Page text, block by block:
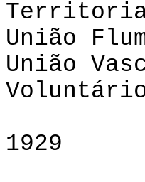
União
União
1929